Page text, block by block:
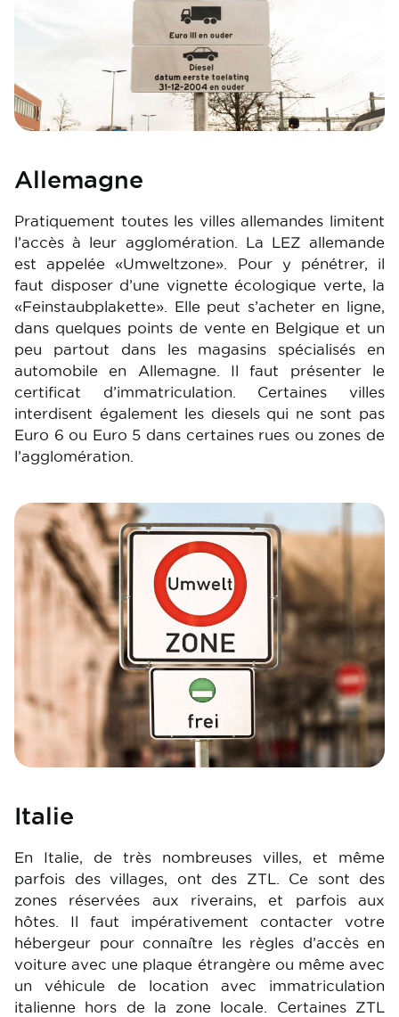
Allemagne
Pratiquement toutes les villes allemandes limitent
l’accès à leur agglomération. La LEZ allemande
est appelée «Umweltzone». Pour y pénétrer, il
faut disposer d’une vignette écologique verte, la
«Feinstaubplakette». Elle peut s’acheter en ligne,
dans quelques points de vente en Belgique et un
peu partout dans les magasins spécialisés en
automobile en Allemagne. Il faut présenter le
certificat d’immatriculation. Certaines villes
interdisent également les diesels qui ne sont pas
Euro 6 ou Euro 5 dans certaines rues ou zones de
l’agglomération.
Image
Italie
En Italie, de très nombreuses villes, et même
parfois des villages, ont des ZTL. Ce sont des
zones réservées aux riverains, et parfois aux
hôtes. Il faut impérativement contacter votre
hébergeur pour connaître les règles d’accès en
voiture avec une plaque étrangère ou même avec
un véhicule de location avec immatriculation
italienne hors de la zone locale. Certaines ZTL